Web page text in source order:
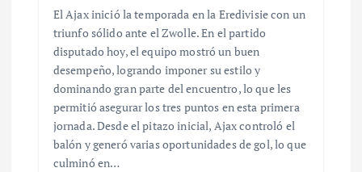
El Ajax inició la temporada en la Eredivisie con un
triunfo sólido ante el Zwolle. En el partido
disputado hoy, el equipo mostró un buen
desempeño, logrando imponer su estilo y
dominando gran parte del encuentro, lo que les
permitió asegurar los tres puntos en esta primera
jornada. Desde el pitazo inicial, Ajax controló el
balón y generó varias oportunidades de gol, lo que
culminó en…